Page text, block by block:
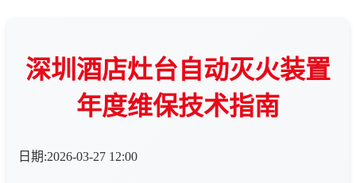
深圳酒店灶台自动灭火装置
年度维保技术指南
日期:2026-03-27 12:00